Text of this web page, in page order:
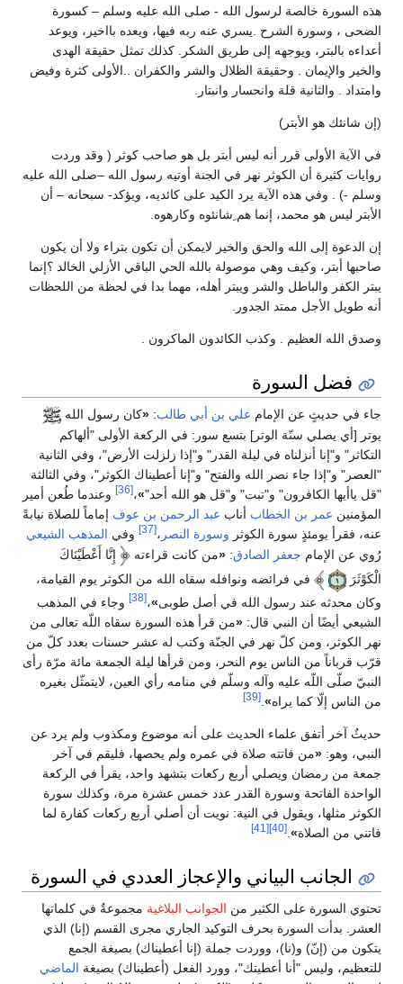
هذه السورة خالصة لرسول الله - صلى الله عليه وسلم – كسورة
الضحى ، وسورة الشرح .يسري عنه ربه فيها، ويعده بااخير، ويوعد
أعداءه بالبتر، ويوجهه إلى طريق الشكر. كذلك تمثل حقيقة الهدى
والخير والإيمان . وحقيقة الظلال والشر والكفران ..الأولى كثرة وفيض
وامتداد . والثانية قلة وانحسار وانبتار.
(إن شانئك هو الأبتر)
في الآية الأولى قرر أنه ليس أبتر بل هو صاحب كوثر ( وقد وردت
روايات كثيرة أن الكوثر نهر في الجنة أوتيه رسول الله –صلى الله عليه
وسلم -) . وفي هذه الآية يرد الكيد على كائديه، ويؤكد- سبحانه – أن
الأبتر ليس هو محمد، إنما هم ِشانئوه وكارهوه.
إن الدعوة إلى الله والحق والخير لايمكن أن تكون بتراء ولا أن يكون
صاحبها أبتر، وكيف وهي موصولة بالله الحي الباقي الأزلي الخالد ؟إنما
يبتر الكفر والباطل والشر ويبتر أهله، مهما بدا في لحظة من اللحظات
أنه طويل الأجل ممتد الجدور.
وصدق الله العظيم . وكذب الكائدون الماكرون .
فضل السورة
جاء في حديثٍ عن الإمام علي بن أبي طالب:
«كان رسول الله
يوتر [أي يصلي سنّة الوتر] بتسع سور: في الركعة الأولى "ألهاكم
التكاثر" و"إنا أنزلناه في ليلة القدر" و"إذا زلزلت الأرض"، وفي الثانية
"العصر" و"إذا جاء نصر الله والفتح" و"إنا أعطيناك الكوثر"، وفي الثالثة
"قل ياأيها الكافرون" و"تبت" و"قل هو الله أحد"»،[36]
وعندما طُعن أمير
المؤمنين عمر بن الخطاب أناب عبد الرحمن بن عوف إماماً للصلاة نيابةً
عنه، فقرأ يومئذٍ سورة الكوثر وسورة النصر ،[37] وفي المذهب الشيعي
رُوي عن الإمام جعفر الصادق:
«من كانت قراءته
إِنَّا أَعْطَيْنَاكَ
الْكَوْثَرَ
في فرائضه ونوافله سقاه الله من الكوثر يوم القيامة،
وكان محدثه عند رسول الله في أصل طوبى»،[38]
وجاء في المذهب
الشيعي أيضًا أن النبي قال: «من قرأ هذه السورة سقاه اللّه تعالى من
نهر الكوثر، ومن كلّ نهر في الجنّة وكتب له عشر حسنات بعدد كلّ من
قرّب قرباناً من الناس يوم النحر، ومن قرأها ليلة الجمعة مائة مرّة رأى
النبيّ صلّى اللّه عليه وآله وسلّم في منامه رأي العين، لايتمثّل بغيره
من الناس إلّا كما يراه»
[39]
حديثٌ آخر أتفق علماء الحديث على أنه موضوع ومكذوب ولم يرد عن
النبي، وهو: «من فاتته صلاة في عمره ولم يحصها، فليقم في آخر
جمعة من رمضان ويصلي أربع ركعات بتشهد واحد، يقرأ في الركعة
الواحدة الفاتحة وسورة القدر عدد خمس عشرة مرة، وكذلك سورة
الكوثر مثلها، ويقول في النية: نويت أن أصلي أربع ركعات كفارة لما
فاتني من الصلاة»
[40]
[41]
الجانب البياني والإعجاز العددي في السورة
تحتوي السورة على الكثير من الجوانب البلاغية مجموعةٌ في كلماتها
العشر. بدأت السورة بحرف التوكيد الجاري مجرى القسم (إنا) الذي
يتكون من (إنّ) و(نا)، ووردت جملة (إنا أعطيناك) بصيغة الجمع
للتعظيم، وليس "أنا أعطيتك"، وورد الفعل (أعطيناك) بصيغة الماضي